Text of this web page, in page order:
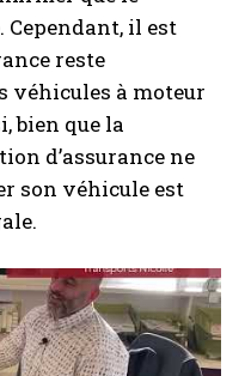
Cependant, il est
reste
véhicules à moteur
bien que la
d’assurance ne
son véhicule est